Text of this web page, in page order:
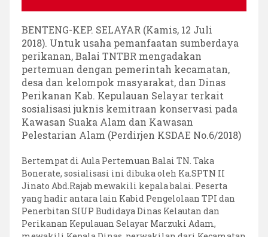
BENTENG-KEP. SELAYAR (Kamis, 12 Juli
2018). Untuk usaha pemanfaatan sumberdaya
perikanan, Balai TNTBR mengadakan
pertemuan dengan pemerintah kecamatan,
desa dan kelompok masyarakat, dan Dinas
Perikanan Kab. Kepulauan Selayar terkait
sosialisasi juknis kemitraan konservasi pada
Kawasan Suaka Alam dan Kawasan
Pelestarian Alam (Perdirjen KSDAE No.6/2018)
Bertempat di Aula Pertemuan Balai TN. Taka
Bonerate, sosialisasi ini dibuka oleh Ka.SPTN II
Jinato Abd.Rajab mewakili kepala balai. Peserta
yang hadir antara lain Kabid Pengelolaan TPI dan
Penerbitan SIUP Budidaya Dinas Kelautan dan
Perikanan Kepulauan Selayar Marzuki Adam,